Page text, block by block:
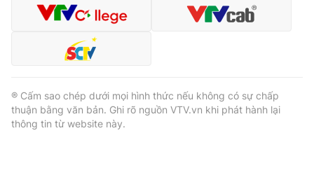
® Cấm sao chép dưới mọi hình thức nếu không có sự chấp
thuận bằng văn bản. Ghi rõ nguồn VTV.vn khi phát hành lại
thông tin từ website này.